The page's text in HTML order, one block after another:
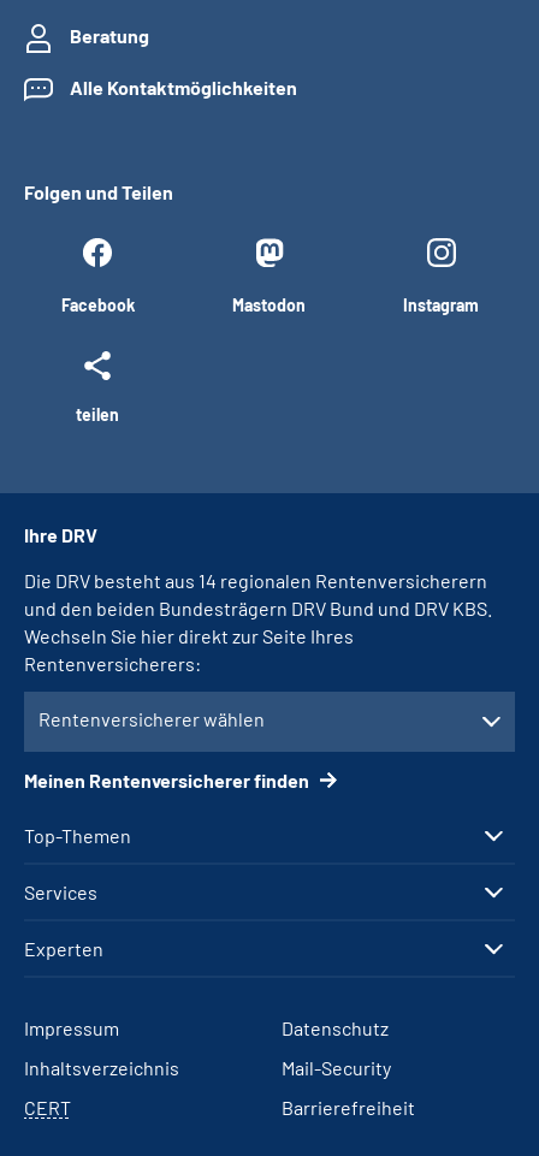
Beratung
Alle Kontaktmöglichkeiten
Folgen und Teilen
Facebook Mastodon Instagram
teilen
Top-Themen
Services
Experten
Ihre DRV
Die DRV besteht aus 14 regionalen Rentenversicherern
und den beiden Bundesträgern DRV Bund und DRV KBS.
Wechseln Sie hier direkt zur Seite Ihres
Rentenversicherers:
Rentenversicherer wählen
Meinen Rentenversicherer finden
Impressum
Datenschutz
Inhaltsverzeichnis
Mail-Security
CERT
Barrierefreiheit